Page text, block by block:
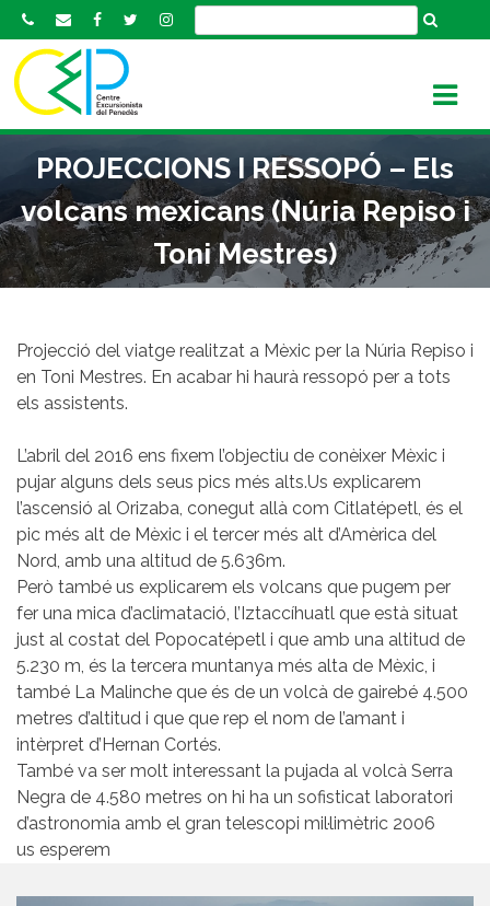
k
n
t
e
PROJECCIONS I RESSOPÓ – Els
volcans mexicans (Núria Repiso i
Toni Mestres)
Projecció del viatge realitzat a Mèxic per la Núria Repiso i
en Toni Mestres. En acabar hi haurà ressopó per a tots
els assistents.
L’abril del 2016 ens fixem l’objectiu de conèixer Mèxic i
pujar alguns dels seus pics més alts.Us explicarem
l’ascensió al Orizaba, conegut allà com Citlatépetl, és el
pic més alt de Mèxic i el tercer més alt d’Amèrica del
Nord, amb una altitud de 5.636m.
Però també us explicarem els volcans que pugem per
fer una mica d’aclimatació, l’Iztaccíhuatl que està situat
just al costat del Popocatépetl i que amb una altitud de
5.230 m, és la tercera muntanya més alta de Mèxic, i
també La Malinche que és de un volcà de gairebé 4.500
metres d’altitud i que que rep el nom de l’amant i
intèrpret d’Hernan Cortés.
També va ser molt interessant la pujada al volcà Serra
Negra de 4.580 metres on hi ha un sofisticat laboratori
d’astronomia amb el gran telescopi mil·limètric 2006
us esperem